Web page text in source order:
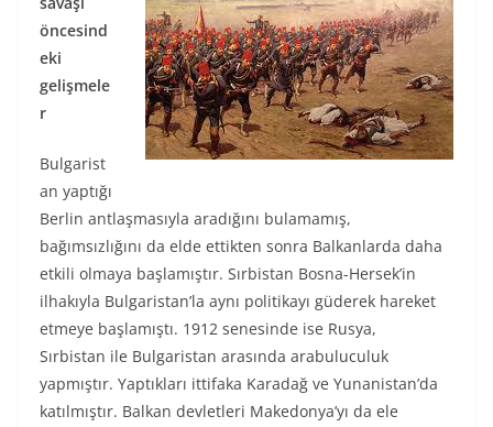
öncesind
eki
gelişmele
r
Bulgarist
an yaptığı
Berlin antlaşmasıyla aradığını bulamamış,
bağımsızlığını da elde ettikten sonra Balkanlarda daha
etkili olmaya başlamıştır. Sırbistan Bosna-Hersek’in
ilhakıyla Bulgaristan’la aynı politikayı güderek hareket
etmeye başlamıştı. 1912 senesinde ise Rusya,
Sırbistan ile Bulgaristan arasında arabuluculuk
yapmıştır. Yaptıkları ittifaka Karadağ ve Yunanistan’da
katılmıştır. Balkan devletleri Makedonya’yı da ele